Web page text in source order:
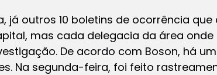
já outros 10 boletins de ocorrência
mas cada delegacia da área
De acordo com Boson, há
Na segunda-feira, foi feito